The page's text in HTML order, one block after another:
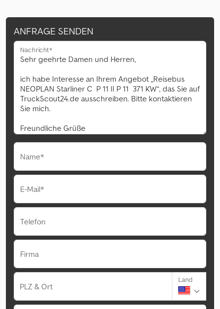
ANFRAGE SENDEN
Nachricht*
Name*
E-Mail*
Telefon
Firma
PLZ & Ort
Land